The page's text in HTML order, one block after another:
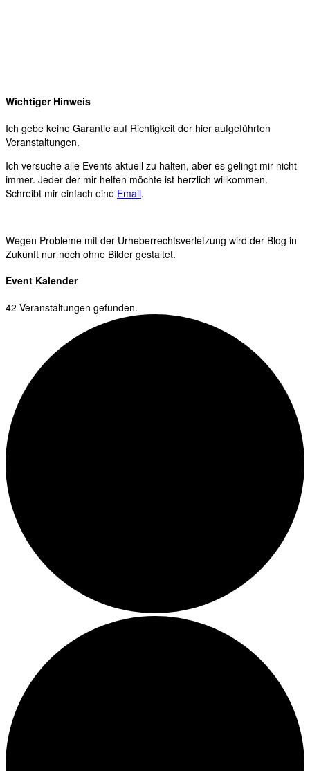
Wichtiger Hinweis
Ich gebe keine Garantie auf Richtigkeit der hier aufgeführten
Veranstaltungen.
Ich versuche alle Events aktuell zu halten, aber es gelingt mir nicht
immer. Jeder der mir helfen möchte ist herzlich willkommen.
Schreibt mir einfach eine Email.
Wegen Probleme mit der Urheberrechtsverletzung wird der Blog in
Zukunft nur noch ohne Bilder gestaltet.
Event Kalender
42 Veranstaltungen gefunden.